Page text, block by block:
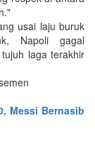
usai laju buruk
Napoli gagal
laga terakhir
Messi Bernasib